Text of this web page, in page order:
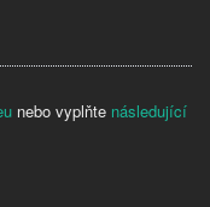
nebo vyplňte následující